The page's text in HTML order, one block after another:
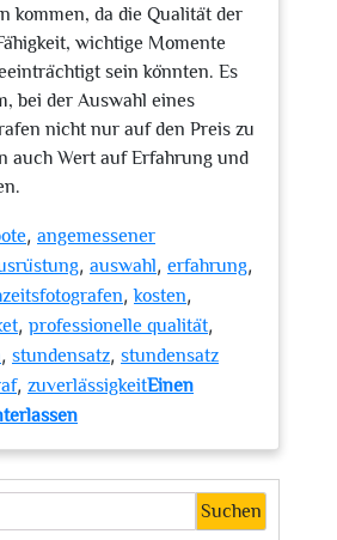
kommen, da die Qualität der
wichtige Momente
sein könnten. Es
bei der Auswahl eines
nicht nur auf den Preis zu
auch Wert auf Erfahrung und
, angemessener
, auswahl, erfahrung,
,kosten,
, professionelle qualität,
, stundensatz, stundensatz
, zuverlässigkeitEinen
zu
den
Stundensatz
Suchen